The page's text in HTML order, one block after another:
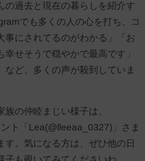
の過去と現在の暮らしを紹介す
でも多くの人の心を打ち、コ
事にされてるのがわかる」「お
幸せそうで穏やかで最高です」
など、多くの声が殺到していま
族の仲睦まじい様子は、
ト「Lea(@lleeaa_0327)」さま
す。気になる方は、ぜひ他の日